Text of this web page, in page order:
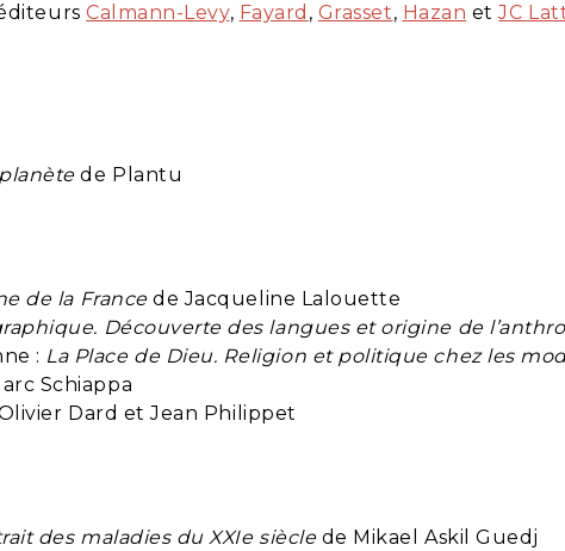
Calmann-Levy, Fayard , Grasset, Hazan etJC
de Plantu
de la Francede Jacqueline Lalouette
Découverte des langues et origine de
: La Place de Dieu. Religion et politique chez les
Schiappa
Dard et Jean Philippet
des maladies du XXIe sièclede Mikael Askil Guedj